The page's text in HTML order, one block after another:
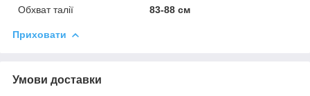
Обхват талії
83-88 см
Приховати
Умови доставки